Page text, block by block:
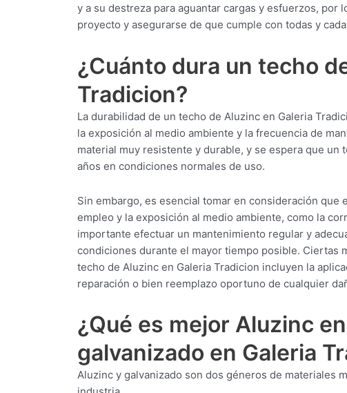
y a su destreza para aguantar cargas y esfuerzos, por
proyecto y asegurarse de que cumple con todas y
¿Cuánto dura un techo
Tradicion?
La durabilidad de un techo de Aluzinc en Galeria
la exposición al medio ambiente y la frecuencia de
material muy resistente y durable, y se espera que
años en condiciones normales de uso.
Sin embargo, es esencial tomar en consideración
empleo y la exposición al medio ambiente, como la
importante efectuar un mantenimiento regular y
condiciones durante el mayor tiempo posible. Ciertas
techo de Aluzinc en Galeria Tradicion incluyen la
reparación o bien reemplazo oportuno de cualquier
¿Qué es mejor Aluzinc
galvanizado en Galeria
Aluzinc y galvanizado son dos géneros de materiales